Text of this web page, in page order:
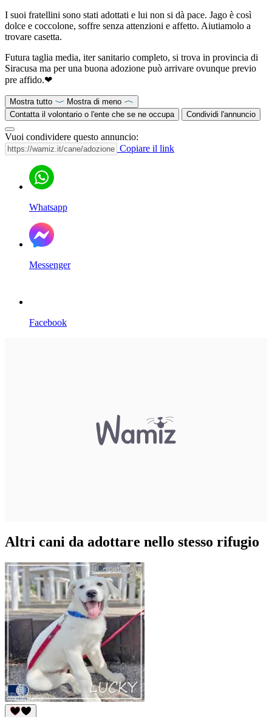
I suoi fratellini sono stati adottati e lui non si dà pace. Jago è così
dolce e coccolone, soffre senza attenzioni e affetto. Aiutiamolo a
trovare casetta.
Futura taglia media, iter sanitario completo, si trova in provincia di
Siracusa ma per una buona adozione può arrivare ovunque previo
pre affido.❤
Mostra tutto
Mostra di meno
Contatta il volontario o l'ente che se ne occupa
Condividi l'annuncio
Vuoi condividere questo annuncio:
Copiare il link
Whatsapp
Messenger
Facebook
Altri cani da adottare nello stesso rifugio